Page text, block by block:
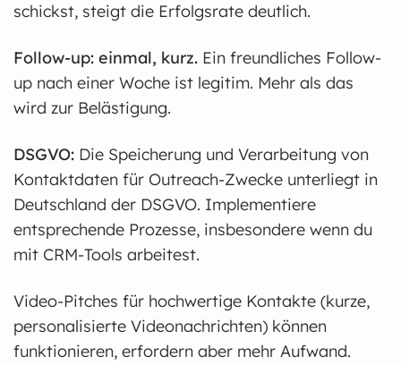
schickst, steigt die Erfolgsrate deutlich.
Follow-up: einmal, kurz. Ein freundliches Follow-
up nach einer Woche ist legitim. Mehr als das
wird zur Belästigung.
DSGVO: Die Speicherung und Verarbeitung von
Kontaktdaten für Outreach-Zwecke unterliegt in
Deutschland der DSGVO. Implementiere
entsprechende Prozesse, insbesondere wenn du
mit CRM-Tools arbeitest.
Video-Pitches für hochwertige Kontakte (kurze,
personalisierte Videonachrichten) können
funktionieren, erfordern aber mehr Aufwand.